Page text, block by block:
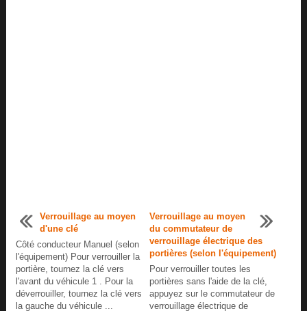
Verrouillage au moyen
d'une clé
Côté conducteur Manuel (selon
l'équipement) Pour verrouiller la
portière, tournez la clé vers
l'avant du véhicule 1 . Pour la
déverrouiller, tournez la clé vers
la gauche du véhicule ...
Verrouillage au moyen
du commutateur de
verrouillage électrique des
portières (selon l'équipement)
Pour verrouiller toutes les
portières sans l'aide de la clé,
appuyez sur le commutateur de
verrouillage électrique de